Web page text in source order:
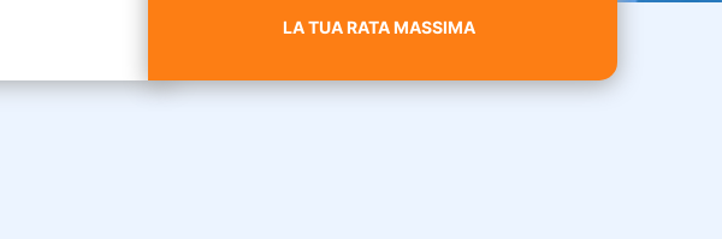
LA TUA RATA MASSIMA